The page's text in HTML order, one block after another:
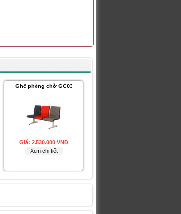
Ghế phòng chờ GC03
Giá: 2.530.000 VNĐ
Xem chi tiết